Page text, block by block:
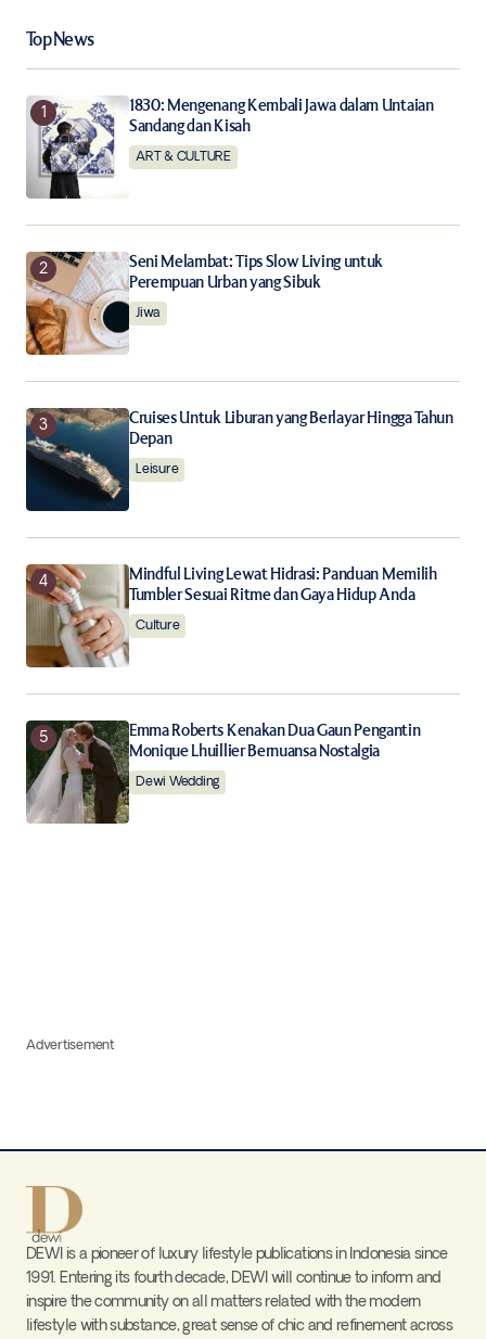
Top News
1830: Mengenang Kembali Jawa dalam Untaian
Sandang dan Kisah
ART & CULTURE
Seni Melambat: Tips Slow Living untuk
Perempuan Urban yang Sibuk
Jiwa
Cruises Untuk Liburan yang Berlayar Hingga Tahun
Depan
Leisure
Mindful Living Lewat Hidrasi: Panduan Memilih
Tumbler Sesuai Ritme dan Gaya Hidup Anda
Culture
Emma Roberts Kenakan Dua Gaun Pengantin
Monique Lhuillier Bernuansa Nostalgia
Dewi Wedding
Advertisement
DEWI is a pioneer of luxury lifestyle publications in Indonesia since
1991. Entering its fourth decade, DEWI will continue to inform and
inspire the community on all matters related with the modern
lifestyle with substance, great sense of chic and refinement across